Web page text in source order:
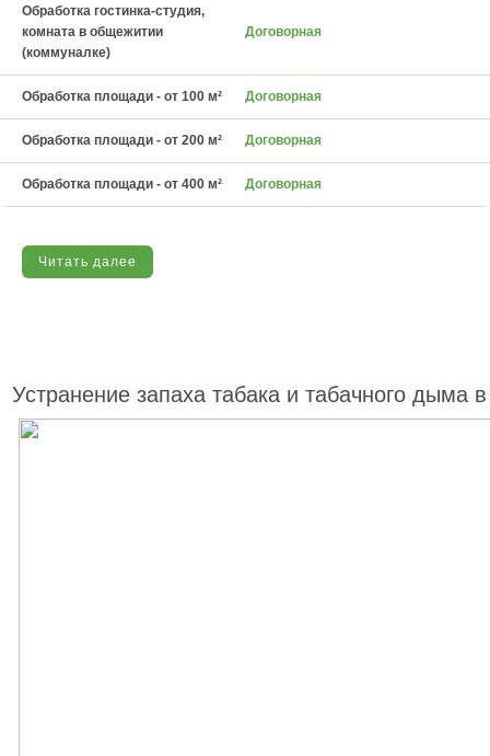
Обработка гостинка-студия,
комната в общежитии
(коммуналке)
Договорная
Обработка площади - от 100 м² Договорная
Обработка площади - от 200 м² Договорная
Обработка площади - от 400 м² Договорная
Читать далее
Устранение запаха табака и табачного